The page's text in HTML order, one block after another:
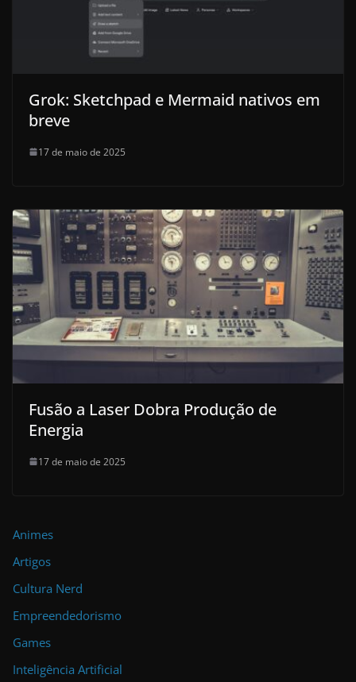
Grok: Sketchpad e Mermaid nativos em
breve
17 de maio de 2025
Fusão a Laser Dobra Produção de
Energia
17 de maio de 2025
Animes
Artigos
Cultura Nerd
Empreendedorismo
Games
Inteligência Artificial